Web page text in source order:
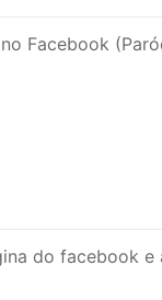
Facebook
do facebook e